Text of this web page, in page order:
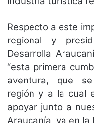
Respecto a este
regional y
Desarrolla
“esta primera
aventura, que
región y a la cual
apoyar junto a
Araucanía, va en